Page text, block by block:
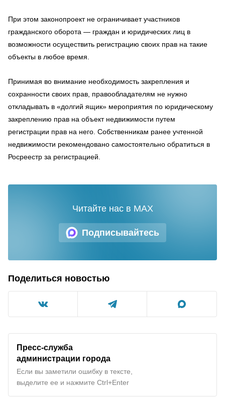
При этом законопроект не ограничивает участников
гражданского оборота — граждан и юридических лиц в
возможности осуществить регистрацию своих прав на такие
объекты в любое время.
Принимая во внимание необходимость закрепления и
сохранности своих прав, правообладателям не нужно
откладывать в «долгий ящик» мероприятия по юридическому
закреплению прав на объект недвижимости путем
регистрации прав на него. Собственникам ранее учтенной
недвижимости рекомендовано самостоятельно обратиться в
Росреестр за регистрацией.
Подписывайтесь
Читайте нас в MAX
Поделиться новостью
Пресс-служба
администрации города
Если вы заметили ошибку в тексте,
выделите ее и нажмите Ctrl+Enter